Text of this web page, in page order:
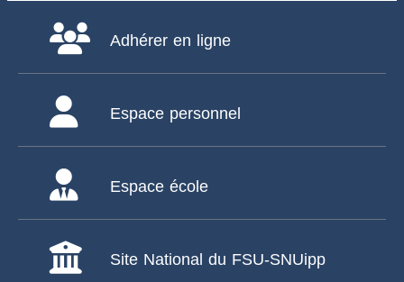
Adhérer en ligne
Espace personnel
Espace école
Site National du FSU-SNUipp